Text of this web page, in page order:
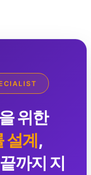
위한
설계,
까지 지